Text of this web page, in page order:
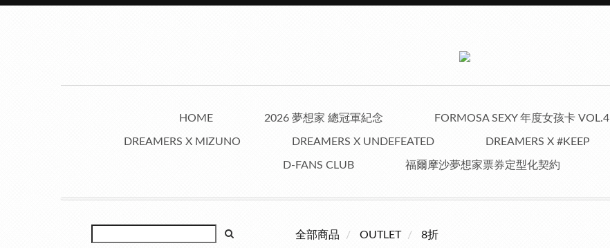
HOME 2026 夢想家 總冠軍紀念 FORMOSA SEXY 年度女孩卡 VOL.4
DREAMERS X MIZUNO DREAMERS X UNDEFEATED DREAMERS X #KEEP
D-FANS CLUB 福爾摩沙夢想家票券定型化契約
全部商品 OUTLET 8折